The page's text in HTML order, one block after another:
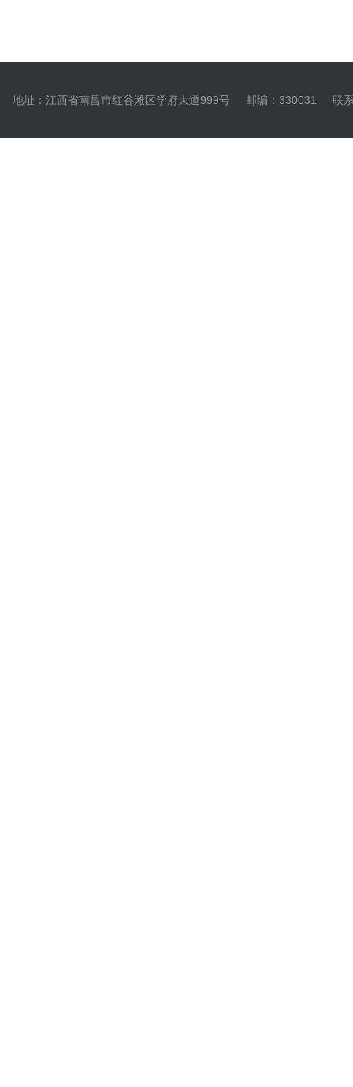
地址：江西省南昌市红谷滩区学府大道999号 邮编：330031 联